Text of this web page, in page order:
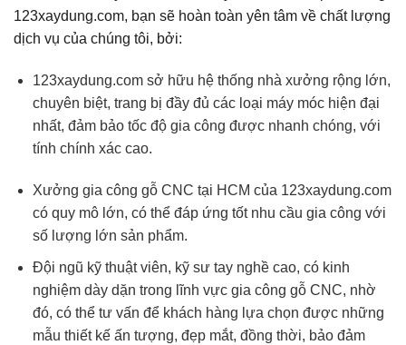
123xaydung.com, bạn sẽ hoàn toàn yên tâm về chất lượng
dịch vụ của chúng tôi, bởi:
123xaydung.com sở hữu hệ thống nhà xưởng rộng lớn,
chuyên biệt, trang bị đầy đủ các loại máy móc hiện đại
nhất, đảm bảo tốc độ gia công được nhanh chóng, với
tính chính xác cao.
Xưởng gia công gỗ CNC tại HCM của 123xaydung.com
có quy mô lớn, có thể đáp ứng tốt nhu cầu gia công với
số lượng lớn sản phẩm.
Đội ngũ kỹ thuật viên, kỹ sư tay nghề cao, có kinh
nghiệm dày dặn trong lĩnh vực gia công gỗ CNC, nhờ
đó, có thể tư vấn để khách hàng lựa chọn được những
mẫu thiết kế ấn tượng, đẹp mắt, đồng thời, bảo đảm